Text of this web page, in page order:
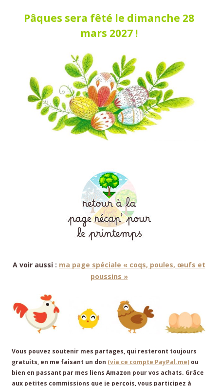
Pâques sera fêté le dimanche 28
mars 2027 !
A voir aussi : ma page spéciale « coqs, poules, œufs et
poussins »
Vous pouvez soutenir mes partages, qui resteront toujours
gratuits, en me faisant un don (via ce compte PayPal.me) ou
bien en passant par mes liens Amazon pour vos achats. Grâce
aux petites commissions que je perçois, vous participez à